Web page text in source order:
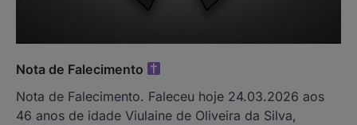
Nota de Falecimento
Nota de Falecimento. Faleceu hoje 24.03.2026 aos
46 anos de idade Viulaine de Oliveira da Silva,